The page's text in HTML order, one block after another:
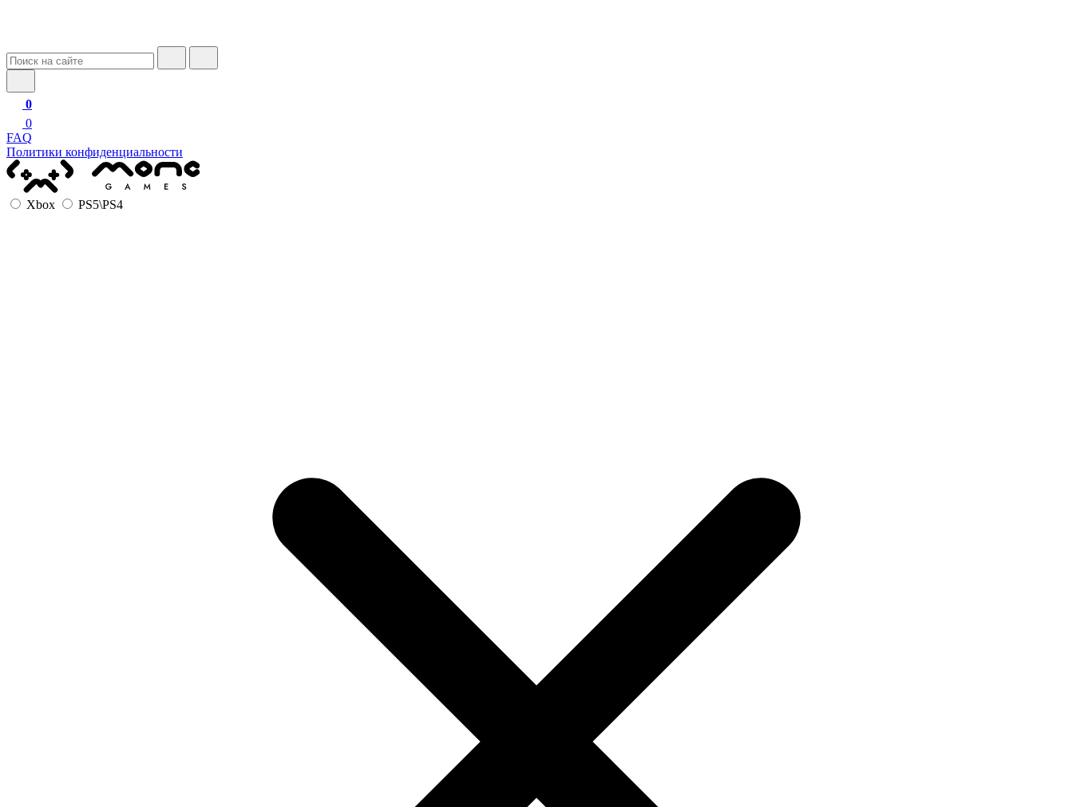
0
0
FAQ
Политики конфиденциальности
Xbox PS5\PS4